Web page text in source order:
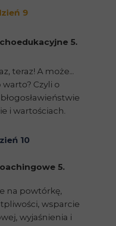
10
9
teraz! A może...
Czyli o
i wartościach.
5.
na powtórkę,
wsparcie
wyjaśnienia i
5.